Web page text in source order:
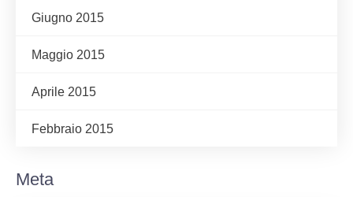
Giugno 2015
Maggio 2015
Aprile 2015
Febbraio 2015
Meta